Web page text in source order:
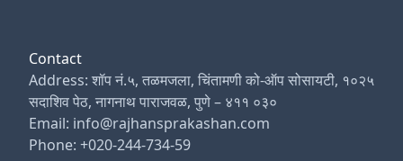
Contact
Address: शॉप नं.५, तळमजला, चिंतामणी को-ऑप सोसायटी, १०२५
सदाशिव पेठ, नागनाथ पाराजवळ, पुणे – ४११ ०३०
Email: info@rajhansprakashan.com
Phone: +020-244-734-59